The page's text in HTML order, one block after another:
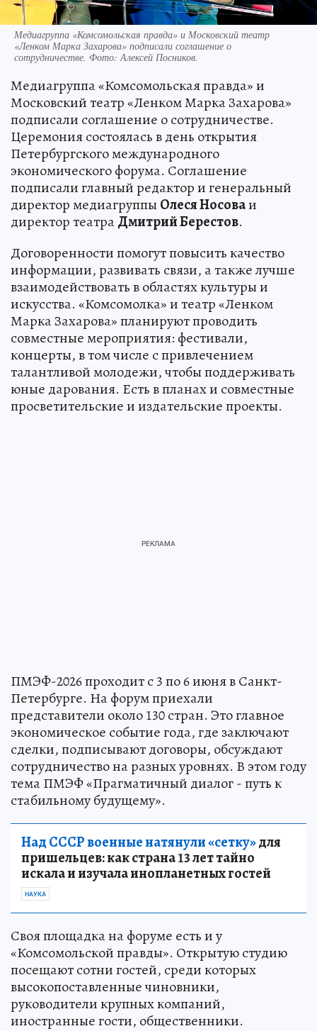
Медиагруппа «Комсомольская правда» и Московский театр
«Ленком Марка Захарова» подписали соглашение о
сотрудничестве. Фото: Алексей Посников.
Медиагруппа «Комсомольская правда» и
Московский театр «Ленком Марка Захарова»
подписали соглашение о сотрудничестве.
Церемония состоялась в день открытия
Петербургского международного
экономического форума. Соглашение
подписали главный редактор и генеральный
директор медиагруппы Олеся Носоваи
директор театраДмитрий Берестов.
Договоренности помогут повысить качество
информации, развивать связи, а также лучше
взаимодействовать в областях культуры и
искусства. «Комсомолка» и театр «Ленком
Марка Захарова» планируют проводить
совместные мероприятия: фестивали,
концерты, в том числе с привлечением
талантливой молодежи, чтобы поддерживать
юные дарования. Есть в планах и совместные
просветительские и издательские проекты.
ПМЭФ-2026 проходит с 3 по 6 июня в Санкт-
Петербурге. На форум приехали
представители около 130 стран. Это главное
экономическое событие года, где заключают
сделки, подписывают договоры, обсуждают
сотрудничество на разных уровнях. В этом году
тема ПМЭФ «Прагматичный диалог - путь к
стабильному будущему».
Над СССР военные натянули «сетку»для
пришельцев: как страна 13 лет тайно
искала и изучала инопланетных гостей
НАУКА
Своя площадка на форуме есть и у
«Комсомольской правды». Открытую студию
посещают сотни гостей, среди которых
высокопоставленные чиновники,
руководители крупных компаний,
иностранные гости, общественники.